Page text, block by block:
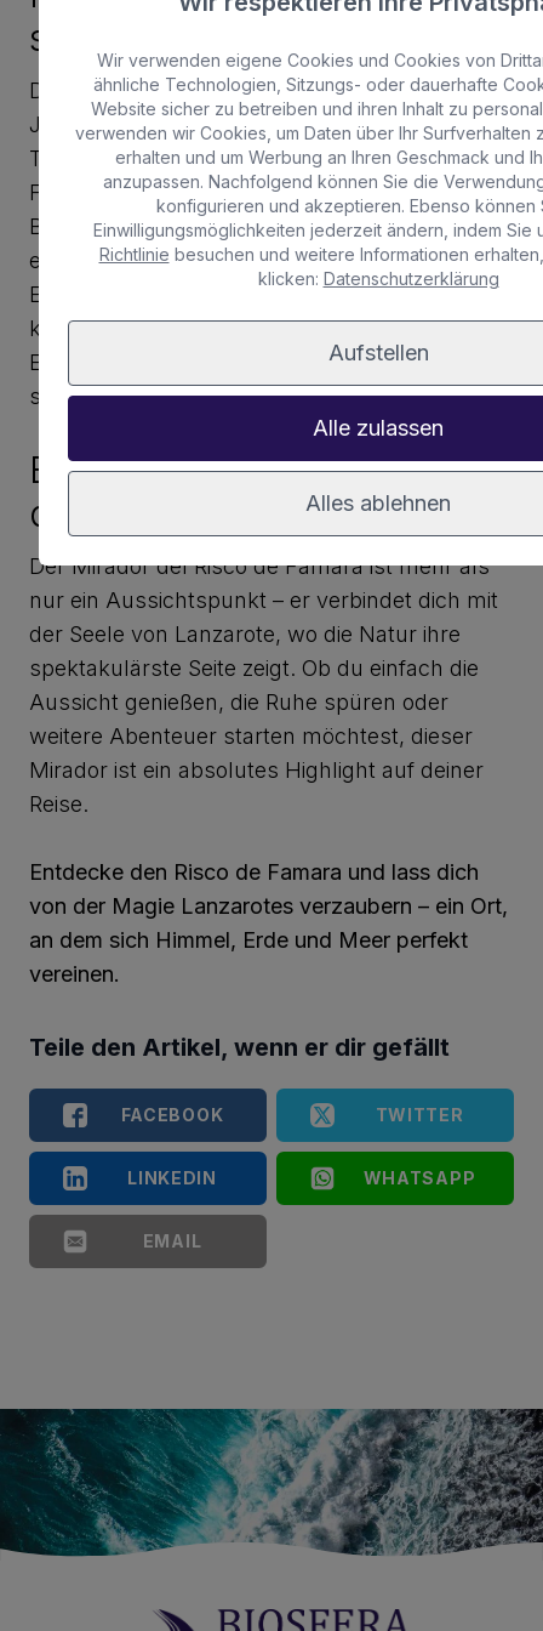
solltest du mitnehmen
Der Mirador del Risco de Famara ist das ganze
Jahr über einen Besuch wert, aber an klaren
Tagen hast du die beste Aussicht. Bring
Folgendes mit:
Bequeme Kleidung und passende Schuhe für
einen kleinen Spaziergang.
Eine leichte Jacke, da es in dieser Höhe etwas
kühler sein kann.
Eine Kamera oder dein Handy, um die
spektakulären Aussichten festzuhalten.
Erlebe die Magie des Risco
de Famara
Der Mirador del Risco de Famara ist mehr als
nur ein Aussichtspunkt – er verbindet dich mit
der Seele von Lanzarote, wo die Natur ihre
spektakulärste Seite zeigt. Ob du einfach die
Aussicht genießen, die Ruhe spüren oder
weitere Abenteuer starten möchtest, dieser
Mirador ist ein absolutes Highlight auf deiner
Reise.
Entdecke den Risco de Famara und lass dich
von der Magie Lanzarotes verzaubern – ein Ort,
an dem sich Himmel, Erde und Meer perfekt
vereinen.
Teile den Artikel, wenn er dir gefällt
FACEBOOK TWITTER
LINKEDIN WHATSAPP
EMAIL
Wir verwenden eigene Cookies und Cookies von
ähnliche Technologien, Sitzungs- oder dauerhafte
Website sicher zu betreiben und ihren Inhalt zu
verwenden wir Cookies, um Daten über Ihr Surfverhalten
erhalten und um Werbung an Ihren Geschmack und
anzupassen. Nachfolgend können Sie die
konfigurieren und akzeptieren. Ebenso können
Einwilligungsmöglichkeiten jederzeit ändern, indem Sie
Richtlinie besuchen und weitere Informationen
klicken: Datenschutzerklärung
Aufstellen
Alle zulassen
Alles ablehnen